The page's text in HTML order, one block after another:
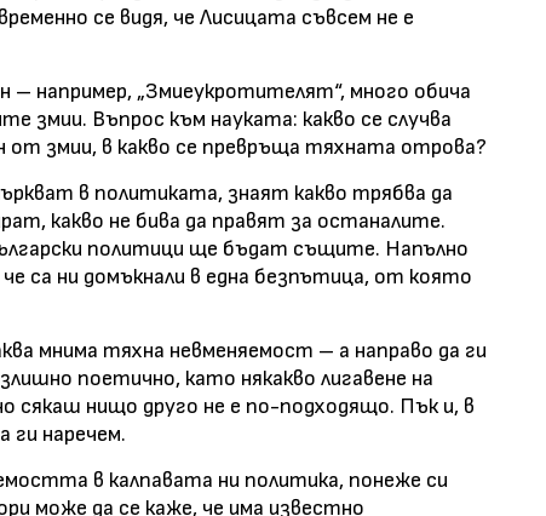
се видя, че Лисицата съвсем не е
– например, „Змиеукротителят“, много обича
змии. Въпрос към науката: какво се случва
от змии, в какво се превръща тяхната отрова?
в политиката, знаят какво трябва да
какво не бива да правят за останалите.
политици ще бъдат същите. Напълно
са ни домъкнали в една безпътица, от която
мнима тяхна невменяемост – а направо да ги
поетично, като някакво лигавене на
сякаш нищо друго не е по-подходящо. Пък и, в
ги наречем.
в калпавата ни политика, понеже си
може да се каже, че има известно